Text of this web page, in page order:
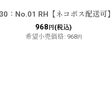
：No.01 RH【ネコポス配送可】
968 円(税込)
希望小売価格: 968円